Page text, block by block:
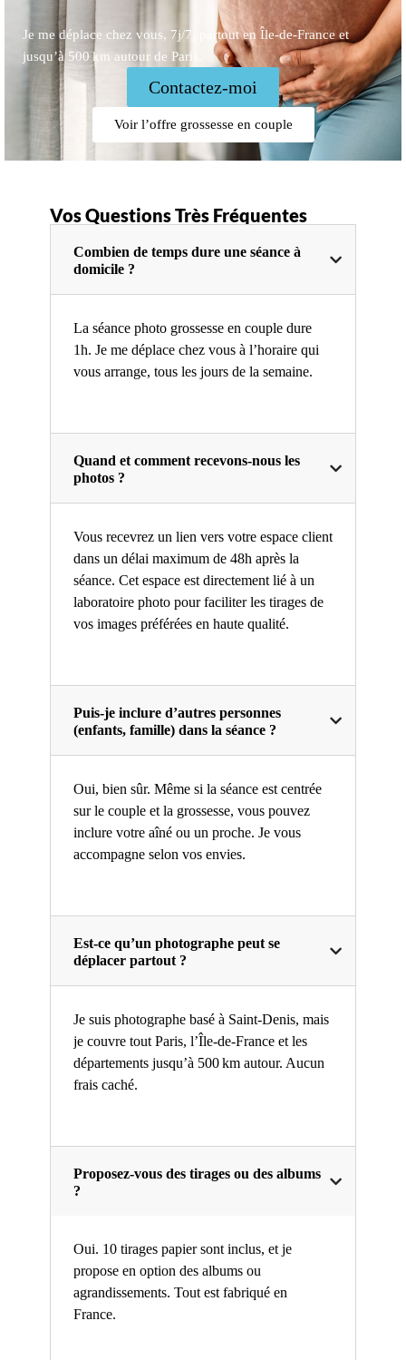
Je me déplace chez vous, 7j/7, partout en Île-de-France et
jusqu’à 500 km autour de Paris.
Contactez-moi
Voir l’offre grossesse en couple
Vos Questions Très Fréquentes
Combien de temps dure une séance à
domicile ?
La séance photo grossesse en couple dure
1h. Je me déplace chez vous à l’horaire qui
vous arrange, tous les jours de la semaine.
Quand et comment recevons-nous les
photos ?
Vous recevrez un lien vers votre espace client
dans un délai maximum de 48h après la
séance. Cet espace est directement lié à un
laboratoire photo pour faciliter les tirages de
vos images préférées en haute qualité.
Puis-je inclure d’autres personnes
(enfants, famille) dans la séance ?
Oui, bien sûr. Même si la séance est centrée
sur le couple et la grossesse, vous pouvez
inclure votre aîné ou un proche. Je vous
accompagne selon vos envies.
Est-ce qu’un photographe peut se
déplacer partout ?
Je suis photographe basé à Saint-Denis, mais
je couvre tout Paris, l’Île-de-France et les
départements jusqu’à 500 km autour. Aucun
frais caché.
Proposez-vous des tirages ou des albums
?
Oui. 10 tirages papier sont inclus, et je
propose en option des albums ou
agrandissements. Tout est fabriqué en
France.